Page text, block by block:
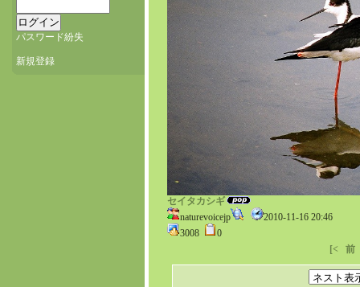
パスワード紛失
新規登録
セイタカシギ
naturevoicejp
2010-11-16 20:46
3008
0
[<
前